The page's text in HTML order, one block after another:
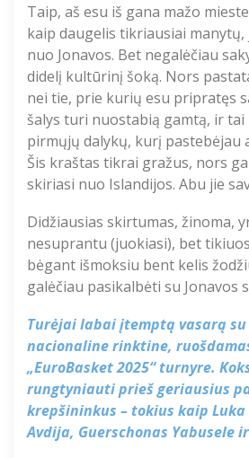
Taip, aš esu iš gana mažo
kaip daugelis tikriausiai manytų,
nuo Jonavos. Bet negalėčiau
didelį kultūrinį šoką. Nors
nei tie, prie kurių esu pripratęs
šalys turi nuostabią gamtą, ir tai
pirmųjų dalykų, kurį pastebėjau
Šis kraštas tikrai gražus, nors
skiriasi nuo Islandijos. Abu jie
Didžiausias skirtumas, žinoma,
nesuprantu (juokiasi), bet
bėgant išmoksiu bent kelis
galėčiau pasikalbėti su Jonavos
Turėjai labai įtemptą vasarą
nacionaline rinktine,
„EuroBasket2025“ turnyre.
rungtyniauti prieš geriausius
krepšininkus – tokius kaip Luka
Avdija, Guerschonas Yabusele